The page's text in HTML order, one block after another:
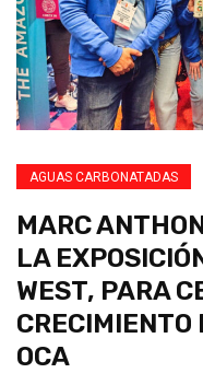
AGUAS CARBONATADAS
MARC
LA
WEST, PARA
CRECIMIENTO
OCA